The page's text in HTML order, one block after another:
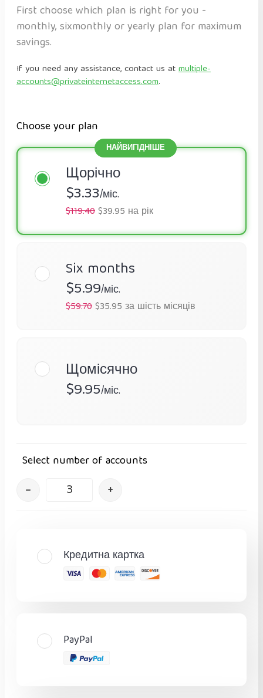
First choose which plan is right for you -
monthly, sixmonthly or yearly plan for maximum
savings.
If you need any assistance, contact us atmultiple-
accounts@privateinternetaccess.com.
Choose your plan
Щорічно
$3.33/міс.
$119.40$39.95 на рік
Six months
$5.99/міс.
$59.70$35.95 за шість місяців
Щомісячно
$9.95/міс.
Select number of accounts
– +
Кредитна картка
PayPal